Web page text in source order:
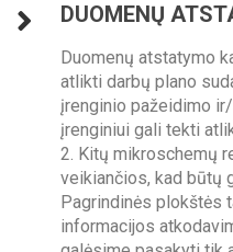
DUOMENŲ
Duomenų atstatymo
atlikti darbų plano
įrenginio pažeidimo
įrenginiui gali tekti
2. Kitų mikroschemų
veikiančios, kad būtų
Pagrindinės plokštės
informacijos